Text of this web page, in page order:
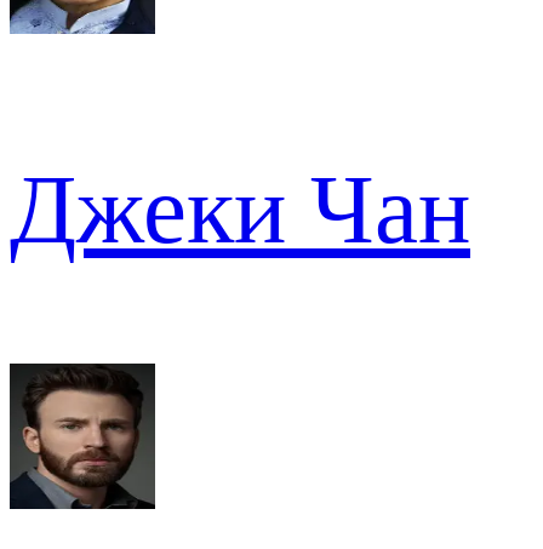
Джеки Чан